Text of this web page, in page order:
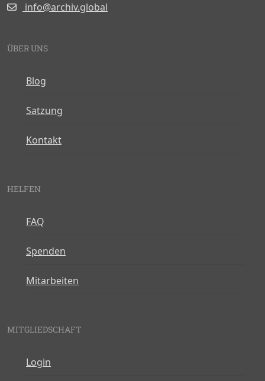
info@archiv.global
ÜBER UNS
Blog
Satzung
Kontakt
HELFEN
FAQ
Spenden
Mitarbeiten
MITGLIEDSCHAFT
Login